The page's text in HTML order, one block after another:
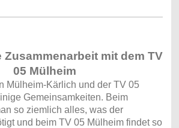
Zusammenarbeit mit dem TV
05 Mülheim
Mülheim-Kärlich und der TV 05
Gemeinsamkeiten. Beim
so ziemlich alles, was der
und beim TV 05 Mülheim findet so